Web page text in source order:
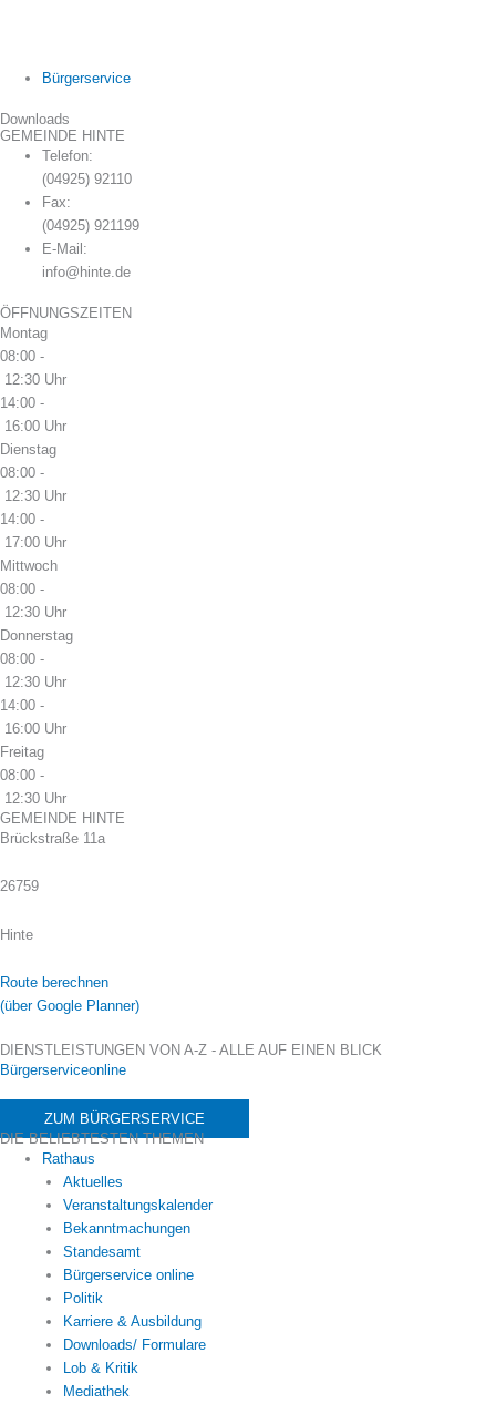
Bürgerservice
Downloads
GEMEINDE HINTE
Telefon:
(04925) 92110
Fax:
(04925) 921199
E-Mail:
info@hinte.de
ÖFFNUNGSZEITEN
Montag
08:00 -
12:30 Uhr
14:00 -
16:00 Uhr
Dienstag
08:00 -
12:30 Uhr
14:00 -
17:00 Uhr
Mittwoch
08:00 -
12:30 Uhr
Donnerstag
08:00 -
12:30 Uhr
14:00 -
16:00 Uhr
Freitag
08:00 -
12:30 Uhr
GEMEINDE HINTE
Brückstraße 11a
26759
Hinte
Route berechnen
(über Google Planner)
DIENSTLEISTUNGEN VON A-Z - ALLE AUF EINEN BLICK
Bürgerserviceonline
ZUM BÜRGERSERVICE
DIE BELIEBTESTEN THEMEN
Rathaus
Aktuelles
Veranstaltungskalender
Bekanntmachungen
Standesamt
Bürgerservice online
Politik
Karriere & Ausbildung
Downloads/ Formulare
Lob & Kritik
Mediathek